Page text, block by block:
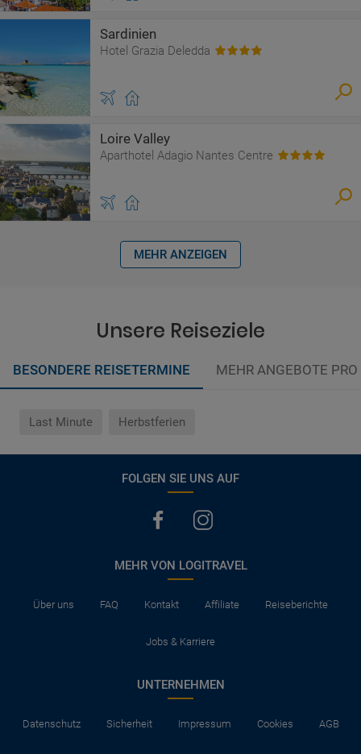
Sardinien
Hotel Grazia Deledda
Loire Valley
Aparthotel Adagio Nantes Centre
MEHR ANZEIGEN
Unsere Reiseziele
BESONDERE REISETERMINE MEHR ANGEBOTE
Last Minute Herbstferien
FOLGEN SIE UNS AUF
MEHR VON LOGITRAVEL
Über uns FAQ Kontakt Affiliate Reiseberichte
Jobs & Karriere
UNTERNEHMEN
Datenschutz Sicherheit Impressum Cookies AGB